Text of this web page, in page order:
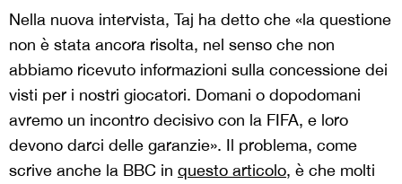
Nella nuova intervista, Taj ha detto che «la questione
non è stata ancora risolta, nel senso che non
abbiamo ricevuto informazioni sulla concessione dei
visti per i nostri giocatori. Domani o dopodomani
avremo un incontro decisivo con la FIFA, e loro
devono darci delle garanzie». Il problema, come
scrive anche la BBC in questo articolo, è che molti